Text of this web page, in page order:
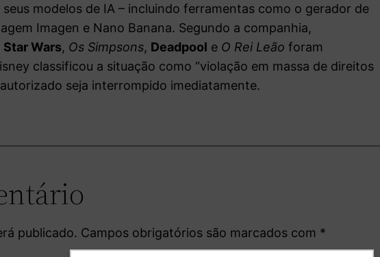
modelos de IA – incluindo ferramentas como o gerador de
Imagen e Nano Banana. Segundo a companhia,
Star Wars, Os Simpsons, Deadpool e O Rei Leão foram
classificou a situação como “violação em massa de direitos
seja interrompido imediatamente.
publicado. Campos obrigatórios são marcados com *